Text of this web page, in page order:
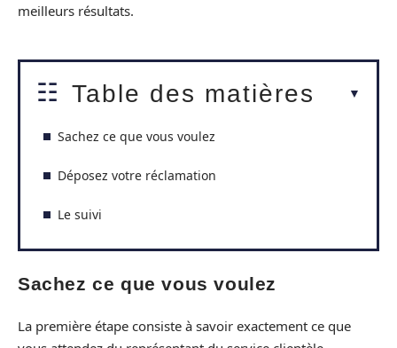
meilleurs résultats.
Table des matières
Sachez ce que vous voulez
Déposez votre réclamation
Le suivi
Sachez ce que vous voulez
La première étape consiste à savoir exactement ce que